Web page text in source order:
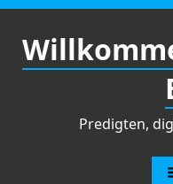
Zum
springen
Predigten,